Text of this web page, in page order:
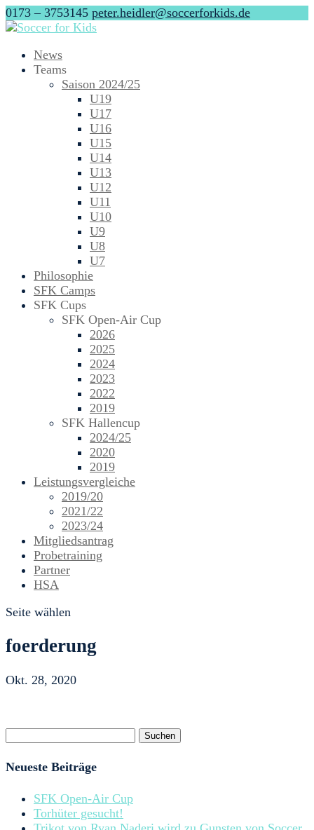
0173 – 3753145 peter.heidler@soccerforkids.de
News
Teams
Saison 2024/25
U19
U17
U16
U15
U14
U13
U12
U11
U10
U9
U8
U7
Philosophie
SFK Camps
SFK Cups
SFK Open-Air Cup
2026
2025
2024
2023
2022
2019
SFK Hallencup
2024/25
2020
2019
Leistungsvergleiche
2019/20
2021/22
2023/24
Mitgliedsantrag
Probetraining
Partner
HSA
Seite wählen
foerderung
Okt. 28, 2020
Suchen
Neueste Beiträge
SFK Open-Air Cup
Torhüter gesucht!